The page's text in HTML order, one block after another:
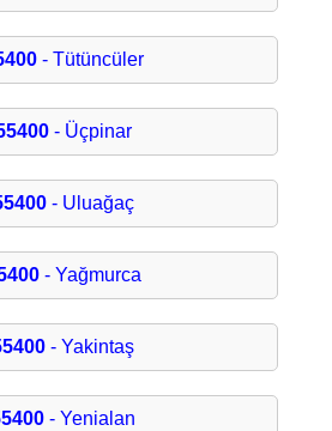
- Tütüncüler
- Üçpinar
- Uluağaç
- Yağmurca
- Yakintaş
- Yenialan